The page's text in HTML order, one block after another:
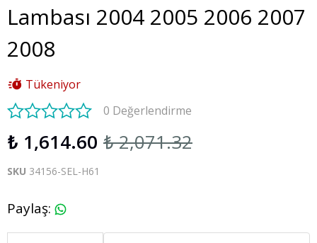
Lambası 2004 2005 2006 2007
2008
Tükeniyor
0 Değerlendirme
₺ 1,614.60 ₺ 2,071.32
SKU 34156-SEL-H61
Paylaş: